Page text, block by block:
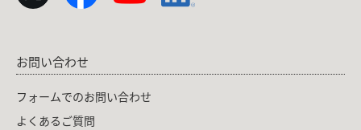
お問い合わせ
フォームでのお問い合わせ
よくあるご質問